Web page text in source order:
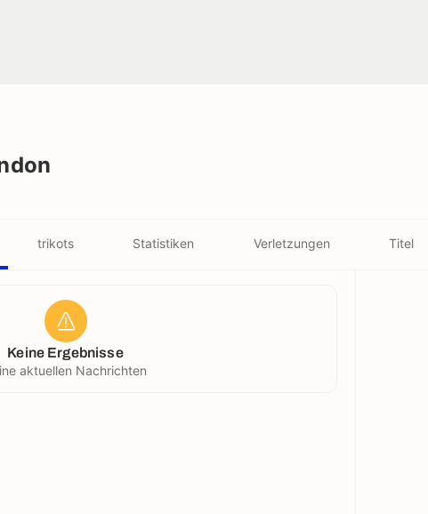
trikots Statistiken Verletzungen Titel
Keine Ergebnisse
aktuellen Nachrichten